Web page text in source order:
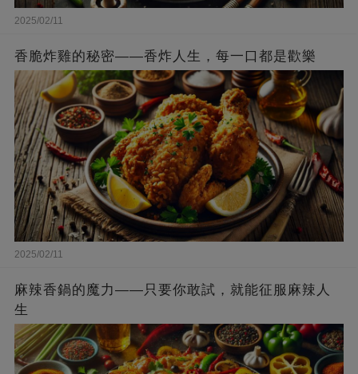
2025/02/11
香脆炸雞的秘密——香炸人生，每一口都是歡樂
2025/02/11
麻辣香鍋的魔力——只要你敢試，就能征服麻辣人
生